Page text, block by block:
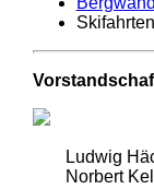
Skifahrten
Ludwig
Norbert